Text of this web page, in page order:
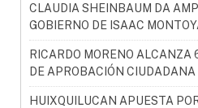
CLAUDIA SHEINBAUM DA
GOBIERNO DE ISAAC
RICARDO MORENO ALCANZA
DE APROBACIÓN
HUIXQUILUCAN APUESTA